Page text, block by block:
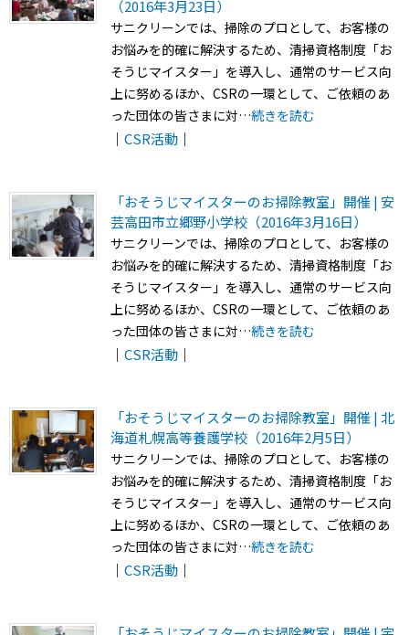
（2016年3月23日）
サニクリーンでは、掃除のプロとして、お客様の
お悩みを的確に解決するため、清掃資格制度「お
そうじマイスター」を導入し、通常のサービス向
上に努めるほか、CSRの一環として、ご依頼のあ
った団体の皆さまに対…続きを読む
｜ CSR活動 ｜
「おそうじマイスターのお掃除教室」開催 | 安
芸高田市立郷野小学校（2016年3月16日）
サニクリーンでは、掃除のプロとして、お客様の
お悩みを的確に解決するため、清掃資格制度「お
そうじマイスター」を導入し、通常のサービス向
上に努めるほか、CSRの一環として、ご依頼のあ
った団体の皆さまに対…続きを読む
｜ CSR活動 ｜
「おそうじマイスターのお掃除教室」開催 | 北
海道札幌高等養護学校（2016年2月5日）
サニクリーンでは、掃除のプロとして、お客様の
お悩みを的確に解決するため、清掃資格制度「お
そうじマイスター」を導入し、通常のサービス向
上に努めるほか、CSRの一環として、ご依頼のあ
った団体の皆さまに対…続きを読む
｜ CSR活動 ｜